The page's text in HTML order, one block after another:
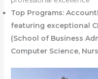
Top Programs:
featuring exceptional
(School of Business
Computer Science,